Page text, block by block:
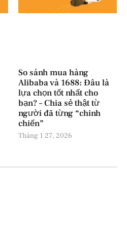
So sánh mua hàng
Alibaba và 1688: Đâu là
lựa chọn tốt nhất cho
bạn? – Chia sẻ thật từ
người đã từng “chinh
chiến”
Tháng 1 27, 2026